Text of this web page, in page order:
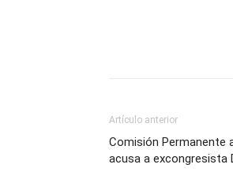
Artículo anterior
Comisión Permanente
acusa a excongresista